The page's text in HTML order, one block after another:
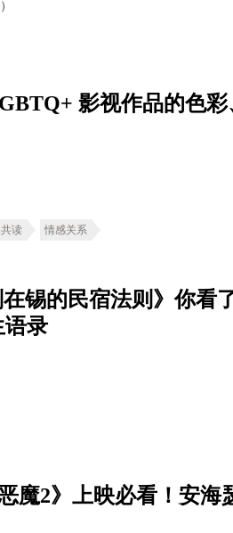
影视作品的色
读 情感关系
锡的民宿法则》你看
语录
魔2》上映必看！安